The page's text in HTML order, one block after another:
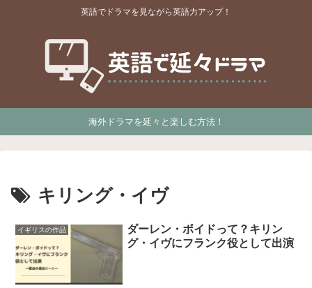
英語でドラマを見ながら英語力アップ！
海外ドラマを延々と楽しむ方法！
キリング・イヴ
イギリスの作品
ダーレン・ボイドって？キリン
グ・イヴにフランク役として出演